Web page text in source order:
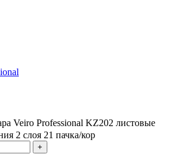
Veiro Professional KZ202 листовые
2 слоя 21 пачка/кор